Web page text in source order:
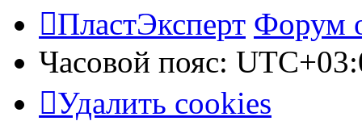
ПластЭксперт Форум
Часовой пояс:
Удалить cookies